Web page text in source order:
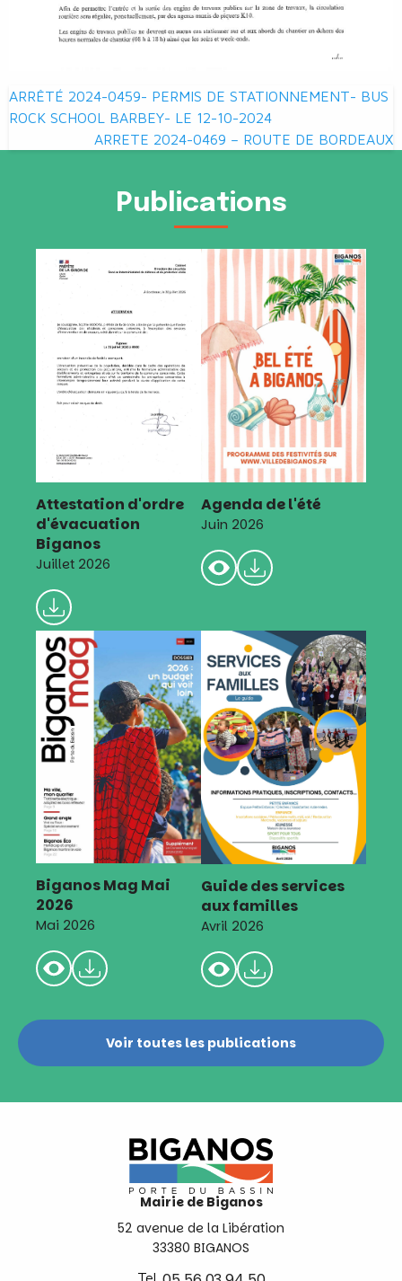
Navigation
de
l’article
ARRÊTÉ 2024-0459- PERMIS DE STATIONNEMENT- BUS
ROCK SCHOOL BARBEY- LE 12-10-2024
ARRETE 2024-0469 – ROUTE DE BORDEAUX
Publications
Attestation d'ordre
d'évacuation
Biganos
Juillet 2026
Agenda de l'été
Juin 2026
Biganos Mag Mai
2026
Mai 2026
Guide des services
aux familles
Avril 2026
Voir toutes les publications
Mairie de Biganos
52 avenue de la Libération
33380 BIGANOS
Tel.